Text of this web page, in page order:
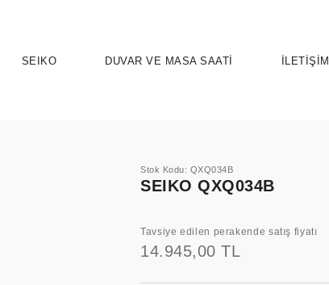
ELEGANCE
SEIKO
SEIKO 5 SPORTS
DUVAR VE MASA SAATİ İLETİŞİM
Stok Kodu: QXQ034B
SEIKO QXQ034B
Tavsiye edilen perakende satış fiyatı
14.945,00 TL